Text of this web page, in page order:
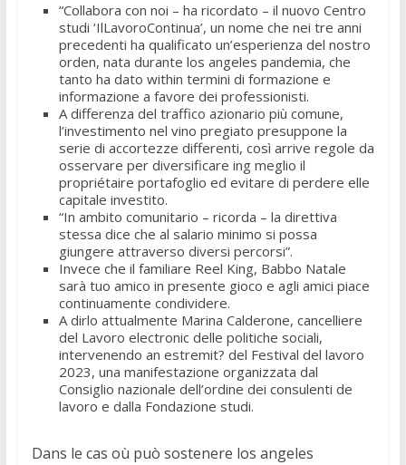
“Collabora con noi – ha ricordato – il nuovo Centro
studi ‘IlLavoroContinua’, un nome che nei tre anni
precedenti ha qualificato un’esperienza del nostro
orden, nata durante los angeles pandemia, che
tanto ha dato within termini di formazione e
informazione a favore dei professionisti.
A differenza del traffico azionario più comune,
l’investimento nel vino pregiato presuppone la
serie di accortezze differenti, così arrive regole da
osservare per diversificare ing meglio il
propriétaire portafoglio ed evitare di perdere elle
capitale investito.
“In ambito comunitario – ricorda – la direttiva
stessa dice che al salario minimo si possa
giungere attraverso diversi percorsi”.
Invece che il familiare Reel King, Babbo Natale
sarà tuo amico in presente gioco e agli amici piace
continuamente condividere.
A dirlo attualmente Marina Calderone, cancelliere
del Lavoro electronic delle politiche sociali,
intervenendo an estremit? del Festival del lavoro
2023, una manifestazione organizzata dal
Consiglio nazionale dell’ordine dei consulenti de
lavoro e dalla Fondazione studi.
Dans le cas où può sostenere los angeles